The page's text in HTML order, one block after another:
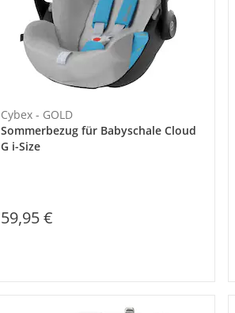
Cybex - GOLD
Sommerbezug für Babyschale Cloud
G i-Size
59,95 €